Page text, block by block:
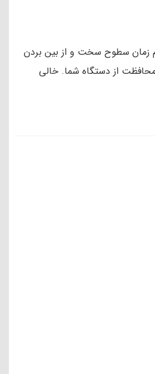
زدن هم زمان سطوح سخت و از بین بردن
محافظت از دستگاه شما. خالی